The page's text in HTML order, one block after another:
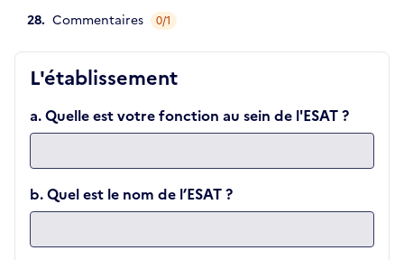
L'établissement
a. Quelle est votre fonction au sein de l'ESAT ?
b. Quel est le nom de l’ESAT ?
Commentaires 0/1